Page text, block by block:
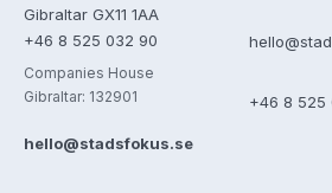
Gibraltar GX11 1AA
+46 8 525 032 90
Companies House
Gibraltar: 132901
hello@stadsfokus.se
+46 8 525